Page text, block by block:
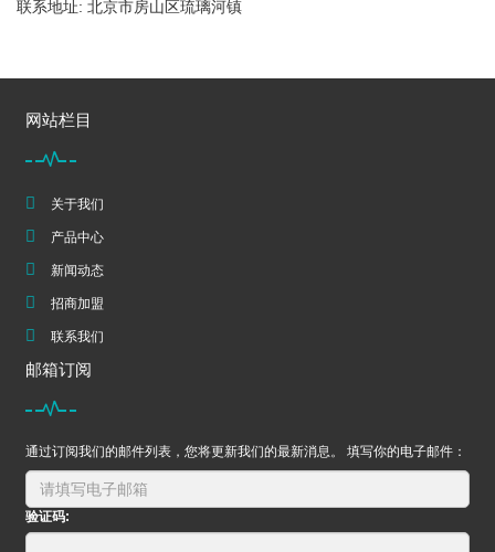
联系地址: 北京市房山区琉璃河镇
网站栏目
关于我们
产品中心
新闻动态
招商加盟
联系我们
邮箱订阅
通过订阅我们的邮件列表，您将更新我们的最新消息。 填写你的电子邮件：
验证码: